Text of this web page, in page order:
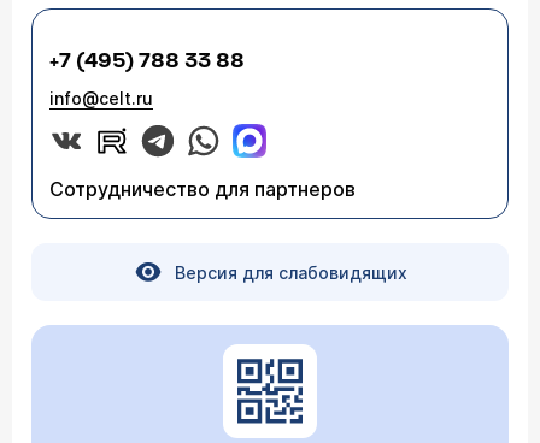
+7 (495) 788 33 88
info@celt.ru
Сотрудничество для партнеров
Версия для слабовидящих